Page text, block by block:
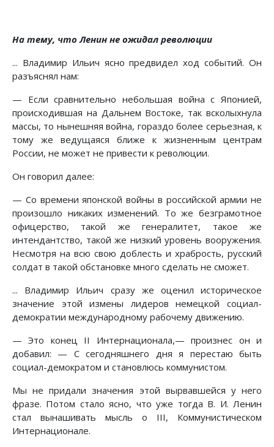
На тему, что Ленин не ожидал революции
... Владимир Ильич ясно предвидел ход событий. Он
разъяснял нам:
— Если сравнительно небольшая война с Японией,
происходившая на Дальнем Востоке, так всколыхнула
массы, то нынешняя война, гораздо более серьезная, к
тому же ведущаяся ближе к жизненным центрам
России, не может не привести к революции.
Он говорил далее:
— Со времени японской войны в российской армии не
произошло никаких изменений. То же безграмотное
офицерство, такой же генералитет, такое же
интендантство, такой же низкий уровень вооружения.
Несмотря на всю свою доблесть и храбрость, русский
солдат в такой обстановке много сделать не сможет.
... Владимир Ильич сразу же оценил историческое
значение этой измены лидеров немецкой социал-
демократии международному рабочему движению.
— Это конец II Интернационала,— произнес он и
добавил: — С сегодняшнего дня я перестаю быть
социал-демократом и становлюсь коммунистом.
Мы не придали значения этой вырвавшейся у него
фразе. Потом стало ясно, что уже тогда В. И. Ленин
стал вынашивать мысль о III, Коммунистическом
Интернационале.